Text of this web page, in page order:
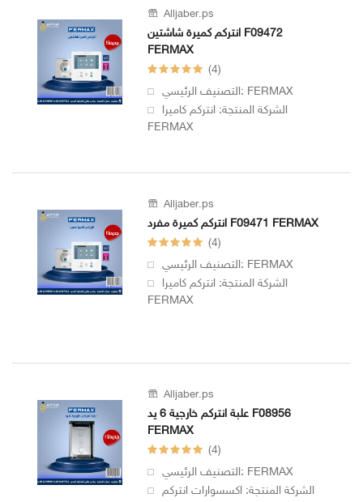
Alljaber.ps
انتركم كميرة شاشتين F09472
FERMAX
(4)
التصنيف الرئيسي: FERMAX
الشركة المنتجة: انتركم كاميرا
FERMAX
Alljaber.ps
انتركم كميرة مفرد F09471 FERMAX
(4)
التصنيف الرئيسي: FERMAX
الشركة المنتجة: انتركم كاميرا
FERMAX
Alljaber.ps
علبة انتركم خارجية 6 يد F08956
FERMAX
(4)
التصنيف الرئيسي: FERMAX
الشركة المنتجة: اكسسوارات انتركم